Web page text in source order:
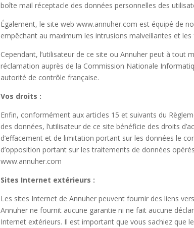
boîte mail réceptacle des données personnelles des
Également, le site web www.annuher.com est équipé de
empêchant au maximum les intrusions malveillantes et les
Cependant, l’utilisateur de ce site ouAnnuher peut à tout
réclamation auprès de la Commission Nationale
autorité de contrôle française.
Vos droits :
Enfin, conformément aux articles 15 et suivants du
des données, l’utilisateur de ce site bénéficie des droits
d’effacement et de limitation portant sur les données le
d’opposition portant sur les traitements de données
www.annuher.com
Sites Internet extérieurs :
Les sites Internet deAnnuher peuvent fournir des liens
Annuher ne fournit aucune garantie ni ne fait aucune
Internet extérieurs. Il est important que vous sachiez que